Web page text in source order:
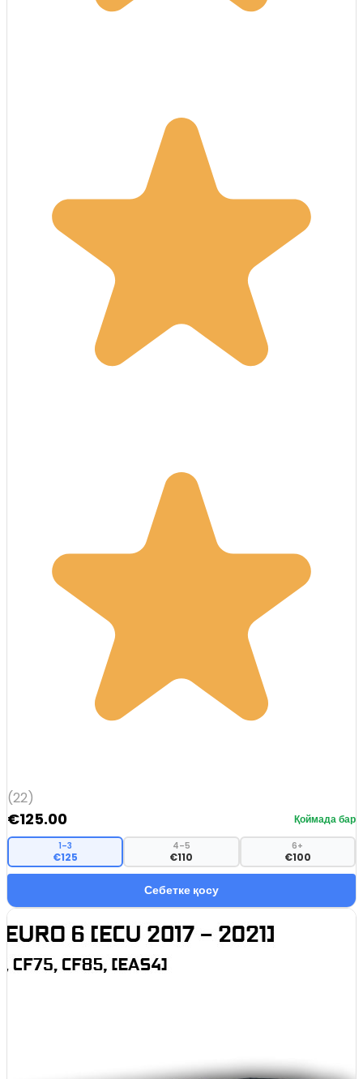
(22)
€125.00 Қоймада бар
1–3
€125
4–5
€110
6+
€100
Себетке қосу